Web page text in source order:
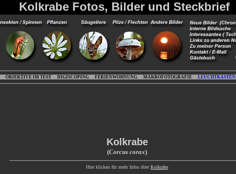
Kolkrabe Fotos, Bilder und Steckbrief
OBJEKTIVE IM TEST DIGISCOPING FERIENWOHNUNG MAKROFOTOGRAFIE LEUCHTKASTEN
Kolkrabe
(Corcus corax)
Hier klicken für mehr Infos überKolkrabe